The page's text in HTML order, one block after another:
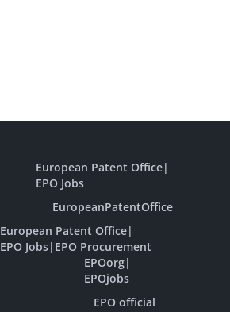
European Patent Office|
EPO Jobs
EuropeanPatentOffice
European Patent Office|
EPO Jobs| EPO Procurement
EPOorg|
EPOjobs
EPO official